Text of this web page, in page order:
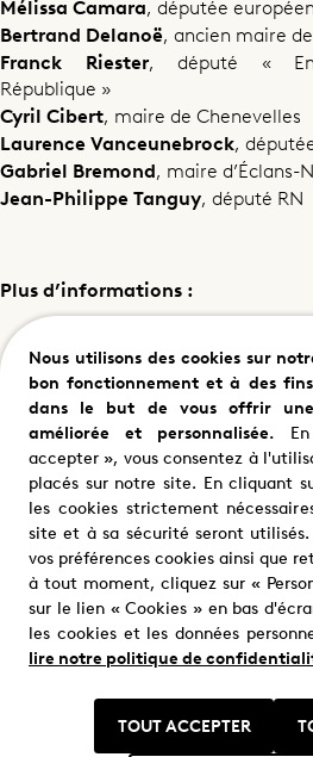
Mélissa Camara, députée
Bertrand Delanoë, ancien maire
Franck Riester, député «
République »
Cyril Cibert, maire de Chenevelles
Laurence Vanceunebrock,
Gabriel Bremond, maire d’Éclans-
Jean-Philippe Tanguy, député RN
Plus d’informations :
Saint-Cricq
Diffuseur
Format 90'
Producteur(rice) Katia
Production
Nous utilisons des cookies sur
bon fonctionnement et à des
dans le but de vous offrir
améliorée et personnalisée.En
accepter », vous consentez à
placés sur notre site. En cliquant
les cookies strictement
site et à sa sécurité seront
vos préférences cookies ainsi que
à tout moment, cliquez sur «
sur le lien « Cookies » en bas
les cookies et les données
lire notre politique de
TOUT ACCEPTER